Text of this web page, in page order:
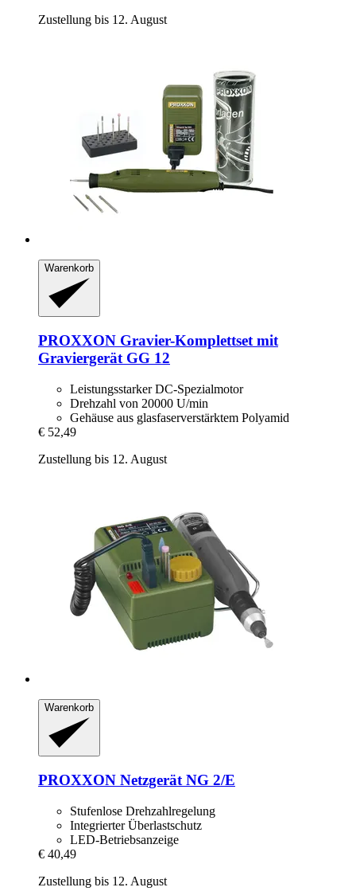
Zustellung bis 12. August
Warenkorb
PROXXON Gravier-​Komplettset mit
Graviergerät GG 12
Leistungsstarker DC-Spezialmotor
Drehzahl von 20000 U/min
Gehäuse aus glasfaserverstärktem Polyamid
€ 52,49
Zustellung bis 12. August
Warenkorb
PROXXON Netzgerät NG 2/E
Stufenlose Drehzahlregelung
Integrierter Überlastschutz
LED-Betriebsanzeige
€ 40,49
Zustellung bis 12. August